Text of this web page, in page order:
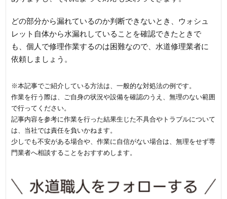
どの部分から漏れているのか判断できないとき、ウォシュ
レット自体から水漏れしていることを確認できたときで
も、個人で修理作業するのは困難なので、水道修理業者に
依頼しましょう。
※本記事でご紹介している方法は、一般的な対処法の例です。
作業を行う際は、ご自身の状況や設備を確認のうえ、無理のない範囲
で行ってください。
記事内容を参考に作業を行った結果生じた不具合やトラブルについて
は、当社では責任を負いかねます。
少しでも不安がある場合や、作業に自信がない場合は、無理をせず専
門業者へ相談することをおすすめします。